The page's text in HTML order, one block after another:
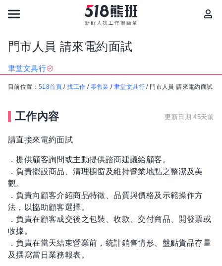
門市人員 請來電約面試
聿堂文具行
目前位置： 518首頁 /找工作 / 零售業 /聿堂文具行 / 門市人員 請來電約面試
工作內容 更新日期:45天前
請直接來電約面試
．提供顧客詢問或主動提供諮商建議給顧客。
．負責擺設商品、清理櫥窗及維持營業地點之整潔及美
觀。
．負責向顧客介紹商品特徵、品質與價格及示範操作方
法，以協助顧客選擇。
．負責在顧客成交後之包裝、收款、交付商品、開發票或
收據。
．負責在當天結束營業前，統計銷售情形、盤點貨品存量
及撰寫當日業務報表。